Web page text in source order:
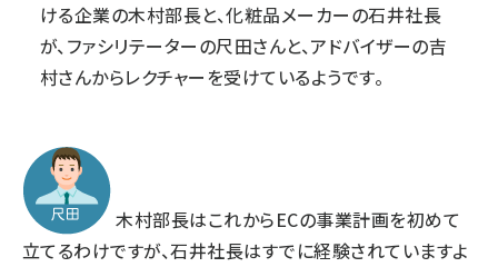
ける企業の木村部長と、化粧品メーカーの石井社長
が、ファシリテーターの尺田さんと、アドバイザーの吉
村さんからレクチャーを受けているようです。
木村部長はこれからECの事業計画を初めて
立てるわけですが、石井社長はすでに経験されていますよ